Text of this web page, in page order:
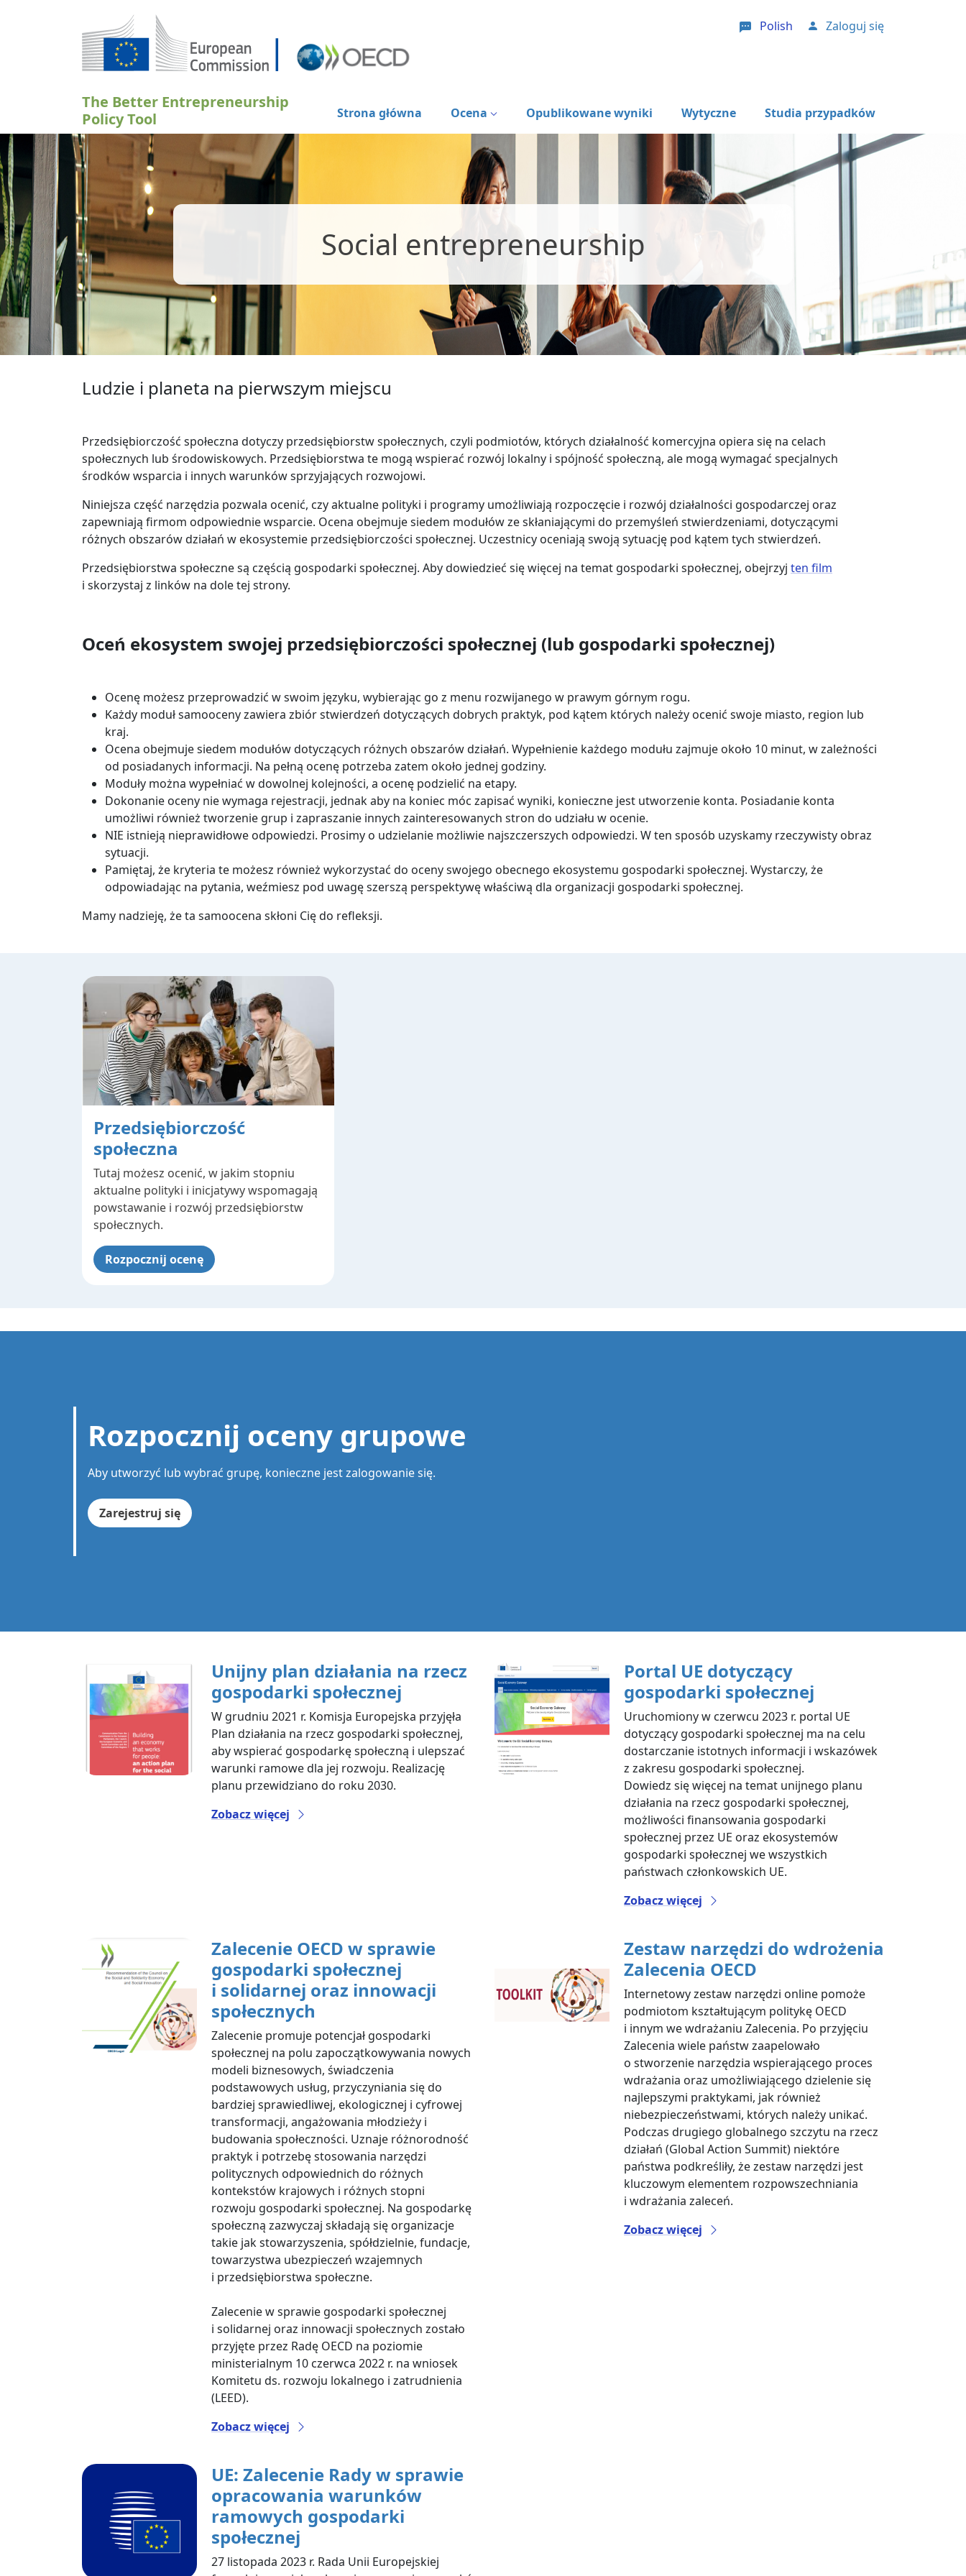
Polish User account menu
Zaloguj się
The Better Entrepreneurship
Policy Tool
Strona główna Ocena Opublikowane wyniki Wytyczne Studia przypadków
Social entrepreneurship
Ludzie i planeta na pierwszym miejscu
Przedsiębiorczość społeczna dotyczy przedsiębiorstw społecznych, czyli podmiotów, których działalność komercyjna opiera się na celach
społecznych lub środowiskowych. Przedsiębiorstwa te mogą wspierać rozwój lokalny i spójność społeczną, ale mogą wymagać specjalnych
środków wsparcia i innych warunków sprzyjających rozwojowi.
Niniejsza część narzędzia pozwala ocenić, czy aktualne polityki i programy umożliwiają rozpoczęcie i rozwój działalności gospodarczej oraz
zapewniają firmom odpowiednie wsparcie. Ocena obejmuje siedem modułów ze skłaniającymi do przemyśleń stwierdzeniami, dotyczącymi
różnych obszarów działań w ekosystemie przedsiębiorczości społecznej. Uczestnicy oceniają swoją sytuację pod kątem tych stwierdzeń.
Przedsiębiorstwa społeczne są częścią gospodarki społecznej. Aby dowiedzieć się więcej na temat gospodarki społecznej, obejrzyj ten film
i skorzystaj z linków na dole tej strony.
Oceń ekosystem swojej przedsiębiorczości społecznej (lub gospodarki społecznej)
Ocenę możesz przeprowadzić w swoim języku, wybierając go z menu rozwijanego w prawym górnym rogu.
Każdy moduł samooceny zawiera zbiór stwierdzeń dotyczących dobrych praktyk, pod kątem których należy ocenić swoje miasto, region lub
kraj.
Ocena obejmuje siedem modułów dotyczących różnych obszarów działań. Wypełnienie każdego modułu zajmuje około 10 minut, w zależności
od posiadanych informacji. Na pełną ocenę potrzeba zatem około jednej godziny.
Moduły można wypełniać w dowolnej kolejności, a ocenę podzielić na etapy.
Dokonanie oceny nie wymaga rejestracji, jednak aby na koniec móc zapisać wyniki, konieczne jest utworzenie konta. Posiadanie konta
umożliwi również tworzenie grup i zapraszanie innych zainteresowanych stron do udziału w ocenie.
NIE istnieją nieprawidłowe odpowiedzi. Prosimy o udzielanie możliwie najszczerszych odpowiedzi. W ten sposób uzyskamy rzeczywisty obraz
sytuacji.
Pamiętaj, że kryteria te możesz również wykorzystać do oceny swojego obecnego ekosystemu gospodarki społecznej. Wystarczy, że
odpowiadając na pytania, weźmiesz pod uwagę szerszą perspektywę właściwą dla organizacji gospodarki społecznej.
Mamy nadzieję, że ta samoocena skłoni Cię do refleksji.
Przedsiębiorczość
społeczna
Tutaj możesz ocenić, w jakim stopniu
aktualne polityki i inicjatywy wspomagają
powstawanie i rozwój przedsiębiorstw
społecznych.
Rozpocznij ocenę
Rozpocznij oceny grupowe
Aby utworzyć lub wybrać grupę, konieczne jest zalogowanie się.
Zarejestruj się
Unijny plan działania na rzecz
gospodarki społecznej
W grudniu 2021 r. Komisja Europejska przyjęła
Plan działania na rzecz gospodarki społecznej,
aby wspierać gospodarkę społeczną i ulepszać
warunki ramowe dla jej rozwoju. Realizację
planu przewidziano do roku 2030.
Zobacz więcej
Portal UE dotyczący
gospodarki społecznej
Uruchomiony w czerwcu 2023 r. portal UE
dotyczący gospodarki społecznej ma na celu
dostarczanie istotnych informacji i wskazówek
z zakresu gospodarki społecznej.
Dowiedz się więcej na temat unijnego planu
działania na rzecz gospodarki społecznej,
możliwości finansowania gospodarki
społecznej przez UE oraz ekosystemów
gospodarki społecznej we wszystkich
państwach członkowskich UE.
Zobacz więcej
Zalecenie OECD w sprawie
gospodarki społecznej
i solidarnej oraz innowacji
społecznych
Zalecenie promuje potencjał gospodarki
społecznej na polu zapoczątkowywania nowych
modeli biznesowych, świadczenia
podstawowych usług, przyczyniania się do
bardziej sprawiedliwej, ekologicznej i cyfrowej
transformacji, angażowania młodzieży i
budowania społeczności. Uznaje różnorodność
praktyk i potrzebę stosowania narzędzi
politycznych odpowiednich do różnych
kontekstów krajowych i różnych stopni
rozwoju gospodarki społecznej. Na gospodarkę
społeczną zazwyczaj składają się organizacje
takie jak stowarzyszenia, spółdzielnie, fundacje,
towarzystwa ubezpieczeń wzajemnych
i przedsiębiorstwa społeczne.
Zalecenie w sprawie gospodarki społecznej
i solidarnej oraz innowacji społecznych zostało
przyjęte przez Radę OECD na poziomie
ministerialnym 10 czerwca 2022 r. na wniosek
Komitetu ds. rozwoju lokalnego i zatrudnienia
(LEED).
Zobacz więcej
Zestaw narzędzi do wdrożenia
Zalecenia OECD
Internetowy zestaw narzędzi online pomoże
podmiotom kształtującym politykę OECD
i innym we wdrażaniu Zalecenia. Po przyjęciu
Zalecenia wiele państw zaapelowało
o stworzenie narzędzia wspierającego proces
wdrażania oraz umożliwiającego dzielenie się
najlepszymi praktykami, jak również
niebezpieczeństwami, których należy unikać.
Podczas drugiego globalnego szczytu na rzecz
działań (Global Action Summit) niektóre
państwa podkreśliły, że zestaw narzędzi jest
kluczowym elementem rozpowszechniania
i wdrażania zaleceń.
Zobacz więcej
UE: Zalecenie Rady w sprawie
opracowania warunków
ramowych gospodarki
społecznej
27 listopada 2023 r. Rada Unii Europejskiej